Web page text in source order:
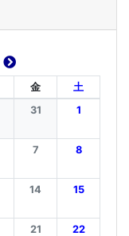
金
土
31 1
7 8
14 15
21 22